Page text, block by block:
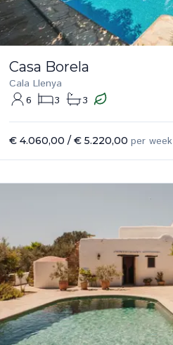
Casa Borela
Cala Llenya
6
3 3
€ 4.060,00 / € 5.220,00 per week